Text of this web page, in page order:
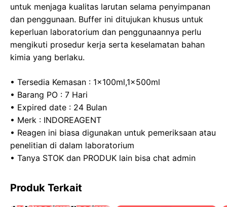
untuk menjaga kualitas larutan selama penyimpanan
dan penggunaan. Buffer ini ditujukan khusus untuk
keperluan laboratorium dan penggunaannya perlu
mengikuti prosedur kerja serta keselamatan bahan
kimia yang berlaku.
• Tersedia Kemasan : 1x100ml,1x500ml
• Barang PO : 7 Hari
• Expired date : 24 Bulan
• Merk : INDOREAGENT
• Reagen ini biasa digunakan untuk pemeriksaan atau
penelitian di dalam laboratorium
• Tanya STOK dan PRODUK lain bisa chat admin
Produk Terkait